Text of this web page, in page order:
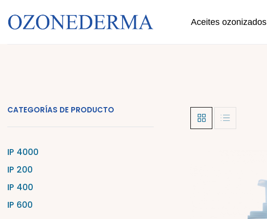
Aceites ozonizados
CATEGORÍAS DE PRODUCTO
IP 4000
IP 200
IP 400
IP 600